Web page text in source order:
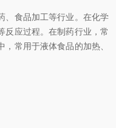
食品加工等行业。在化学
反应过程。在制药行业，常
常用于液体食品的加热、